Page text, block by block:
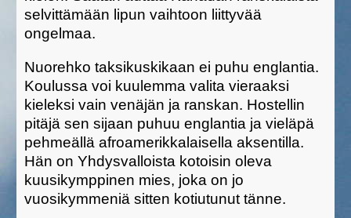
selvittämään lipun vaihtoon liittyvää
ongelmaa.
Nuorehko taksikuskikaan ei puhu englantia.
Koulussa voi kuulemma valita vieraaksi
kieleksi vain venäjän ja ranskan. Hostellin
pitäjä sen sijaan puhuu englantia ja vieläpä
pehmeällä afroamerikkalaisella aksentilla.
Hän on Yhdysvalloista kotoisin oleva
kuusikymppinen mies, joka on jo
vuosikymmeniä sitten kotiutunut tänne.